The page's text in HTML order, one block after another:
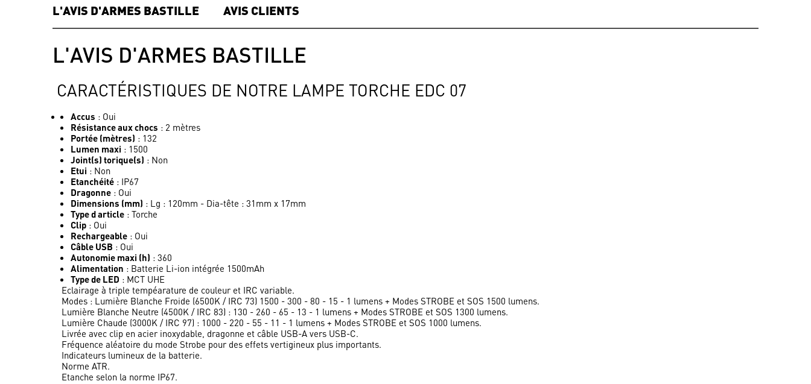
utilisateurs professionnels.
L'AVIS D'ARMES BASTILLE AVIS CLIENTS
L'AVIS D'ARMES BASTILLE
CARACTÉRISTIQUES DE NOTRE LAMPE TORCHE EDC 07
Accus : Oui
Résistance aux chocs : 2 mètres
Portée (mètres) : 132
Lumen maxi : 1500
Joint(s) torique(s) : Non
Etui : Non
Etanchéité : IP67
Dragonne : Oui
Dimensions (mm) : Lg : 120mm - Dia-tête : 31mm x 17mm
Type d article : Torche
Clip : Oui
Rechargeable : Oui
Câble USB : Oui
Autonomie maxi (h) : 360
Alimentation : Batterie Li-ion intégrée 1500mAh
Type de LED : MCT UHE
Eclairage à triple tempéarature de couleur et IRC variable.
Modes : Lumière Blanche Froide (6500K / IRC 73) 1500 - 300 - 80 - 15 - 1 lumens + Modes STROBE et SOS 1500 lumens.
Lumière Blanche Neutre (4500K / IRC 83) : 130 - 260 - 65 - 13 - 1 lumens + Modes STROBE et SOS 1300 lumens.
Lumière Chaude (3000K / IRC 97) : 1000 - 220 - 55 - 11 - 1 lumens + Modes STROBE et SOS 1000 lumens.
Livrée avec clip en acier inoxydable, dragonne et câble USB-A vers USB-C.
Fréquence aléatoire du mode Strobe pour des effets vertigineux plus importants.
Indicateurs lumineux de la batterie.
Norme ATR.
Etanche selon la norme IP67.